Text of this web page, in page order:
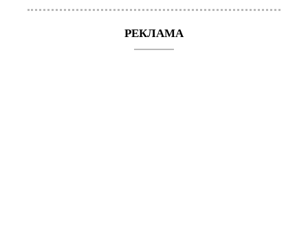
РЕКЛАМА